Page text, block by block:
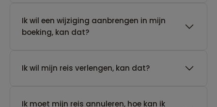
Ik wil een wijziging aanbrengen in mijn
boeking, kan dat?
Ik wil mijn reis verlengen, kan dat?
Ik moet mijn reis annuleren, hoe kan ik